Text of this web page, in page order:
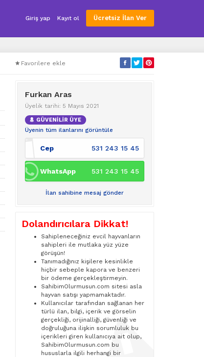
Giriş yap Kayıt ol Ücretsiz İlan Ver
Favorilere ekle
Furkan Aras
Üyelik tarihi: 5 Mayıs 2021
GÜVENİLİR ÜYE
Üyenin tüm ilanlarını görüntüle
Cep 531 243 15 45
WhatsApp 531 243 15 45
İlan sahibine mesaj gönder
Dolandırıcılara Dikkat!
Sahipleneceğiniz evcil hayvanların
sahipleri ile mutlaka yüz yüze
görüşün!
Tanımadığınız kişilere kesinlikle
hiçbir sebeple kapora ve benzeri
bir ödeme gerçekleştirmeyin.
SahibimOlurmusun.com sitesi asla
hayvan satışı yapmamaktadır.
Kullanıcılar tarafından sağlanan her
türlü ilan, bilgi, içerik ve görselin
gerçekliği, orijinalliği, güvenliği ve
doğruluğuna ilişkin sorumluluk bu
içerikleri giren kullanıcıya ait olup,
SahibimOlurmusun.com bu
hususlarla ilgili herhangi bir